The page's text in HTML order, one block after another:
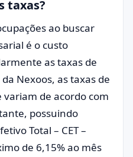
taxas?
ao buscar
é o custo
as taxas de
Nexoos, as taxas de
de acordo com
possuindo
Total – CET –
de 6,15% ao mês